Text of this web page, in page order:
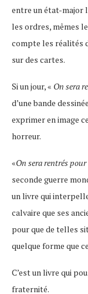
entre un état-major
les ordres, mêmes
compte les réalités
sur des cartes.
Si un jour, « On sera
d’une bande
exprimer en image
horreur.
«On sera rentrés pour
seconde guerre
un livre qui
calvaire que ses
pour que de telles
quelque forme que
C’est un livre qui
fraternité.